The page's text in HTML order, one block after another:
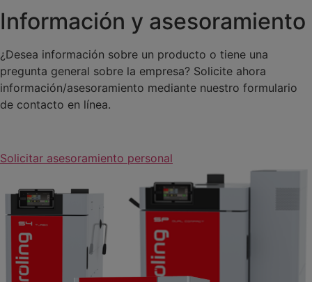
Información y asesoramiento
¿Desea información sobre un producto o tiene una
pregunta general sobre la empresa? Solicite ahora
información/asesoramiento mediante nuestro formulario
de contacto en línea.
Solicitar asesoramiento personal